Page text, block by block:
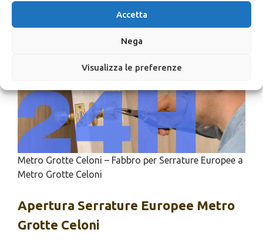
Accetta
Nega
Visualizza le preferenze
Fabbro per Serrature
Metro Grotte Celoni – Fabbro per Serrature Europee a
Metro Grotte Celoni
Apertura Serrature Europee Metro
Grotte Celoni